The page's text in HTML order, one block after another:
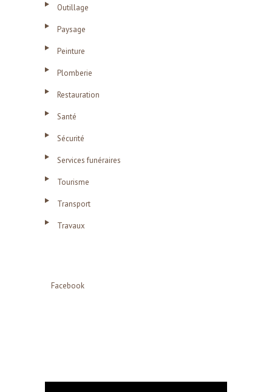
Outillage
Paysage
Peinture
Plomberie
Restauration
Santé
Sécurité
Services funéraires
Tourisme
Transport
Travaux
Facebook